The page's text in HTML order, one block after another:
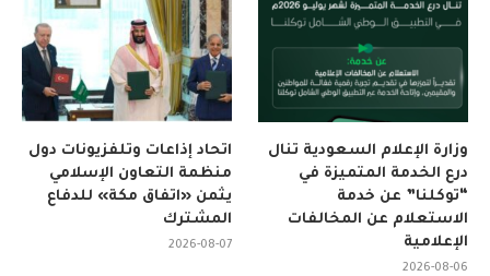
اتحاد إذاعات وتلفزيونات دول
منظمة التعاون الإسلامي
يثمن «اتفاق مكة» للدفاع
المشترك
2026-08-07
وزارة الإعلام السعودية تنال
درع الخدمة المتميزة في
“توكلنا” عن خدمة
الاستعلام عن المخالفات
الإعلامية
2026-08-06